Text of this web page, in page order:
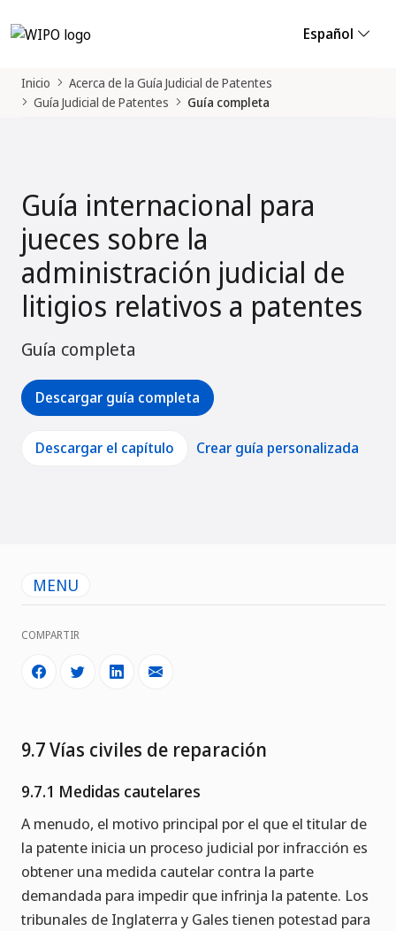
Español
Inicio
Acerca de la Guía Judicial de Patentes
Guía Judicial de Patentes
Guía completa
Guía internacional para
jueces sobre la
administración judicial de
litigios relativos a patentes
Guía completa
Descargar guía completa
Descargar el capítulo Crear guía personalizada
MENU
COMPARTIR
9.7 Vías civiles de reparación
9.7.1 Medidas cautelares
A menudo, el motivo principal por el que el titular de
la patente inicia un proceso judicial por infracción es
obtener una medida cautelar contra la parte
demandada para impedir que infrinja la patente. Los
tribunales de Inglaterra y Gales tienen potestad para